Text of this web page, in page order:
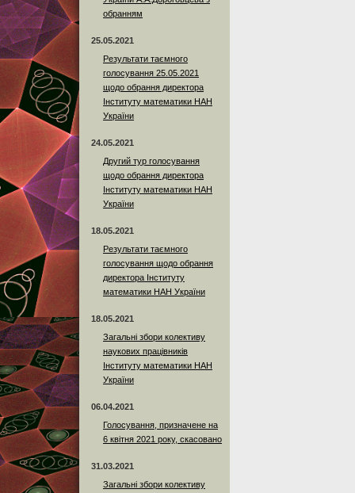
обранням
25.05.2021
Результати таємного
голосування 25.05.2021
щодо обрання директора
Інституту математики НАН
України
24.05.2021
Другий тур голосування
щодо обрання директора
Інституту математики НАН
України
18.05.2021
Результати таємного
голосування щодо обрання
директора Інституту
математики НАН України
18.05.2021
Загальні збори колективу
наукових працівників
Інституту математики НАН
України
06.04.2021
Голосування, призначене на
6 квітня 2021 року, скасовано
31.03.2021
Загальні збори колективу